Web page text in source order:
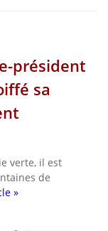
président
sa
verte, il est
de
»